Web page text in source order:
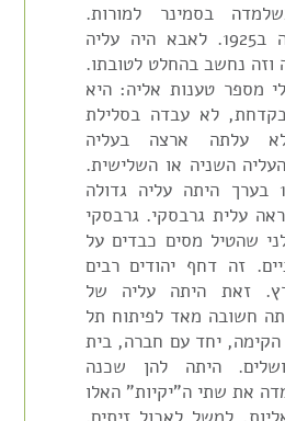
בסמינר למורות.
עלתה ארצה ב1925. לאבא היה עליה
וזה נחשב בהחלט לטובתו.
מספר טענות אליה: היא
לא עבדה בסלילת
עלתה ארצה בעליה
השניה או השלישית.
בשנת 1924 בערך היתה עליה גדולה
עלית גרבסקי. גרבסקי
שהטיל מסים כבדים על
זה דחף יהודים רבים
זאת היתה עליה של
חשובה מאד לפיתוח תל
יחד עם חברה, בית
היתה להן שכנה
את שתי ה"יקיות" האלו